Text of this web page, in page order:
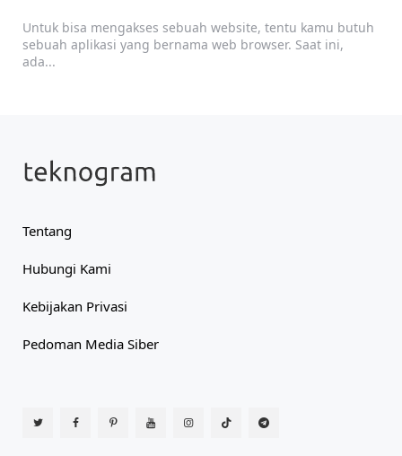
Untuk bisa mengakses sebuah website, tentu kamu butuh
sebuah aplikasi yang bernama web browser. Saat ini,
ada...
Tentang
Hubungi Kami
Kebijakan Privasi
Pedoman Media Siber